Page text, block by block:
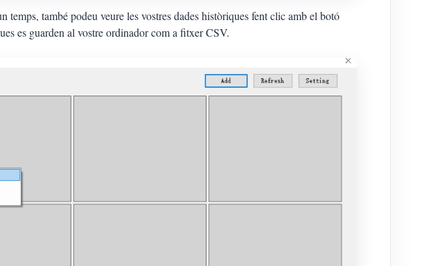
temps, també podeu veure les vostres dades històriques fent clic amb el botó
es guarden al vostre ordinador com a fitxer CSV.